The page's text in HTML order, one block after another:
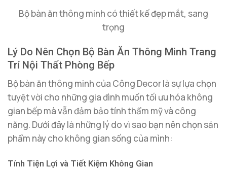
Bộ bàn ăn thông minh có thiết kế đẹp mắt, sang
trọng
Lý Do Nên Chọn Bộ Bàn Ăn Thông Minh Trang
Trí Nội Thất Phòng Bếp
Bộ bàn ăn thông minh của Công Decor là sự lựa chọn
tuyệt vời cho những gia đình muốn tối ưu hóa không
gian bếp mà vẫn đảm bảo tính thẩm mỹ và công
năng. Dưới đây là những lý do vì sao bạn nên chọn sản
phẩm này cho không gian sống của mình:
Tính Tiện Lợi và Tiết Kiệm Không Gian